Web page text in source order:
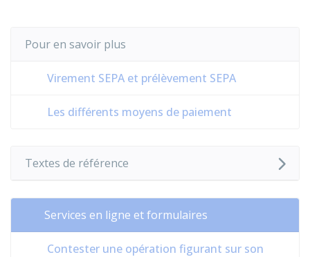
Pour en savoir plus
Virement SEPA et prélèvement SEPA
Les différents moyens de paiement
Textes de référence
Services en ligne et formulaires
Contester une opération figurant sur son